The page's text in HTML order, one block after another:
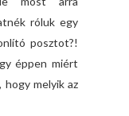
róluk egy
posztot?!
éppen miért
hogy melyik az